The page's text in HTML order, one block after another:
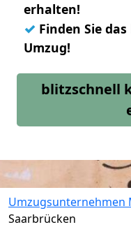
erhalten!
✓ Finden Sie
Umzug!
blitzschnell
Umzugsunternehmen
Saarbrücken